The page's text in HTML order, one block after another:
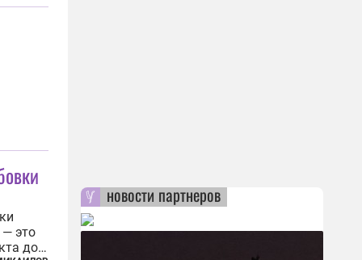
— это
до
новости партнеров